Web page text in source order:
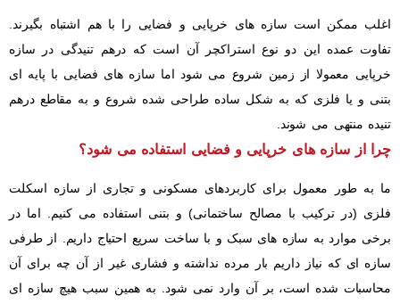
اغلب ممکن است سازه های خرپایی و فضایی را با هم اشتباه بگیرند.
تفاوت عمده این دو نوع استراکچر آن است که درهم تنیدگی در سازه
خرپایی معمولا از زمین شروع می شود اما سازه های فضایی با پایه ای
بتنی و یا فلزی که به شکل ساده طراحی شده شروع و به مقاطع درهم
تنیده منتهی می شوند.
چرا از سازه های خرپایی و فضایی استفاده می شود؟
ما به طور معمول برای کاربردهای مسکونی و تجاری از سازه اسکلت
فلزی (در ترکیب با مصالح ساختمانی) و بتنی استفاده می کنیم. اما در
برخی موارد به سازه های سبک و با ساخت سریع احتیاج داریم. از طرفی
سازه ای که نیاز داریم بار مرده نداشته و فشاری غیر از آن چه برای آن
محاسبات شده است، بر آن وارد نمی شود. به همین سبب هیچ سازه ای